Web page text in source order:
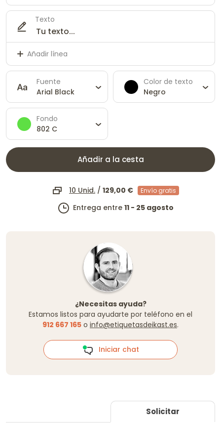
Texto
Añadir línea
Fuente
Arial Black
Color de texto
Negro
Fondo
802 C
Añadir a la cesta
10 Unid. / 129,00 € Envío gratis
Entrega entre 11 - 25 agosto
¿Necesitas ayuda?
Estamos listos para ayudarte por teléfono en el
912 667 165 o info@etiquetasdeikast.es.
Iniciar chat
Solicitar